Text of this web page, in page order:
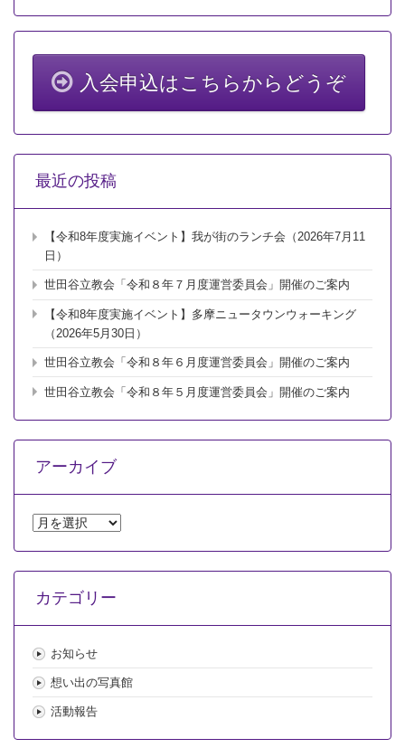
１
月
員
忘
会」
催
の
ご
案
は
入会申込はこちらからどうぞ
最近の投稿
【令和8年度実施イベント】我が街のランチ会（2026年7月11
日）
世田谷立教会「令和８年７月度運営委員会」開催のご案内
【令和8年度実施イベント】多摩ニュータウンウォーキング
（2026年5月30日）
世田谷立教会「令和８年６月度運営委員会」開催のご案内
世田谷立教会「令和８年５月度運営委員会」開催のご案内
アーカイブ
ア
ブ
カテゴリー
お知らせ
想い出の写真館
活動報告